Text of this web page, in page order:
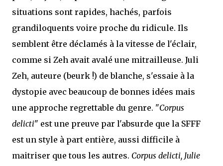
situations sont rapides, hachés, parfois
grandiloquents voire proche du ridicule. Ils
semblent être déclamés à la vitesse de l'éclair,
comme si Zeh avait avalé une mitrailleuse. Juli
Zeh, auteure (beurk !) de blanche, s'essaie à la
dystopie avec beaucoup de bonnes idées mais
une approche regrettable du genre. "Corpus
delicti" est une preuve par l'absurde que la SFFF
est un style à part entière, aussi difficile à
maitriser que tous les autres. Corpus delicti, Julie